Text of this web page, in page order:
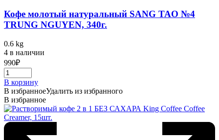
Кофе молотый натуральный SANG TAO №4
TRUNG NGUYEN, 340г.
0.6 kg
4 в наличии
990₽
В корзину
В избранноеУдалить из избранного
В избранное